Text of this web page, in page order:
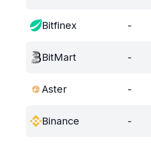
Bitfinex -
BitMart -
Aster -
Binance -